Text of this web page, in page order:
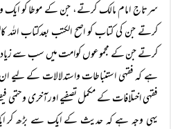
سرتاج امام مالک کرتے، جن کے موطا کو ایک
کرتے جن کی کتاب کو اصح الکتب بعدکتاب اللہ
کرتے جن کے مجموعوں کوامت میں سب سے زیادہ
ہے کہ فقہی استنباطات واستدلالات کے لیے ان
فقہی اختلافات کے مکمل تصفیے اورآخری وحتمی
یہی وجہ ہے کہ حدیث کے ایک سے بڑھ کر